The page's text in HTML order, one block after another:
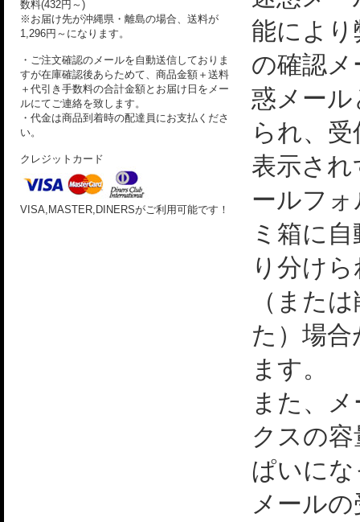
数料(432円～)
※お届け先が沖縄県・離島の場合、送料が
1,296円～になります。
・ご注文確認のメールを自動送信しておりま
すが在庫確認後あらためて、商品金額＋送料
＋代引き手数料の合計金額とお届け日をメー
ルにてご連絡を致します。
・代金は商品到着時の配達員にお支払くださ
い。
クレジットカード
VISA,MASTER,DINERSがご利用可能です！
能によ
の確認
惑メー
られ、
表示さ
ールフ
ミ箱に
り分け
（また
た）場
ます。
また、
クスの
ぱいに
メール